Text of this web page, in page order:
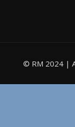
© RM 2024 |